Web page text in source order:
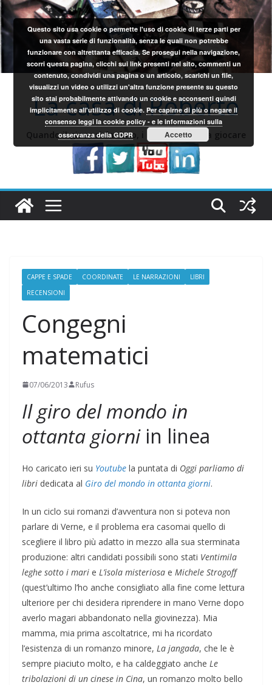
Salta
al
contenuto
La casa di Roberto
Quando il gioco si fa duro, i sardi iniziano a giocare
CAPPE E SPADE COORDINATE LE NARRAZIONI
LIBRI
RECENSIONI
Congegni
matematici
07/06/2013 Rufus
Il giro del mondo in
ottanta giorniin linea
Ho caricato ieri su Youtube la puntata di Oggi parliamo di
libri dedicata al Giro del mondo in ottanta giorni.
In un ciclo sui romanzi d’avventura non si poteva non
parlare di Verne, e il problema era casomai quello di
scegliere il libro più adatto in mezzo alla sua sterminata
produzione: altri candidati possibili sono stati Ventimila
leghe sotto i mari e L’isola misteriosa e Michele Strogoff
(quest’ultimo l’ho anche consigliato alla fine come lettura
ulteriore per chi desidera riprendere in mano Verne dopo
averlo magari abbandonato nella giovinezza). Mia
mamma, mia prima ascoltatrice, mi ha ricordato
l’esistenza di un romanzo minore, La jangada, che le è
sempre piaciuto molto, e ha caldeggiato anche Le
tribolazioni di un cinese in Cina, un romanzo molto bello
Questo sito usa cookie o permette l'uso di cookie di terze parti per
una vasta serie di funzionalità, senza le quali non potrebbe
funzionare con altrettanta efficacia. Se prosegui nella navigazione,
scorri questa pagina, clicchi sui link presenti nel sito, commenti un
contenuto, condividi una pagina o un articolo, scarichi un file,
visualizzi un video o utilizzi un'altra funzione presente su questo
sito stai probabilmente attivando un cookie e acconsenti quindi
implicitamente all'utilizzo di cookie.Per capirne di più o negare il
consenso leggi la cookie policy - e le informazioni sulla
osservanza della GDPR
Accetto